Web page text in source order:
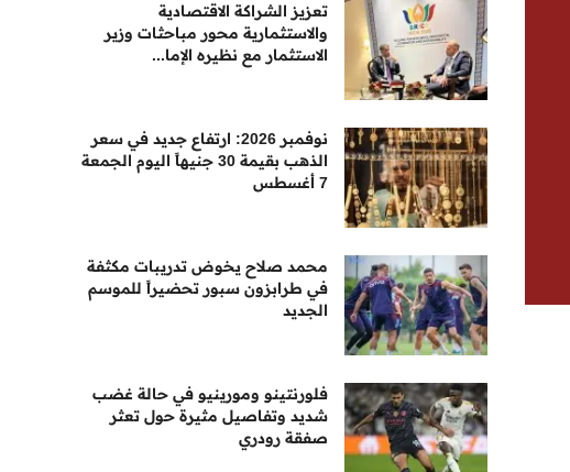
تعزيز الشراكة الاقتصادية
والاستثمارية محور مباحثات وزير
الاستثمار مع نظيره الإما...
نوفمبر 2026: ارتفاع جديد في سعر
الذهب بقيمة 30 جنيهاً اليوم الجمعة
7 أغسطس
محمد صلاح يخوض تدريبات مكثفة
في طرابزون سبور تحضيراً للموسم
الجديد
فلورنتينو ومورينيو في حالة غضب
شديد وتفاصيل مثيرة حول تعثر
صفقة رودري